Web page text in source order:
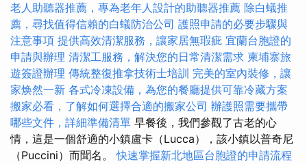
老人助聽器推薦，專為老年人設計的助聽器推薦 除白蟻推
薦，尋找值得信賴的白蟻防治公司 護照申請的必要步驟與
注意事項 提供高效清潔服務，讓家居無瑕疵 宜蘭台胞證的
申請與辦理 清潔工服務，解決您的日常清潔需求 柬埔寨旅
遊簽證辦理 傳統整復推拿技術士培訓 完美的室內裝修，讓
家焕然一新 各式冷凍設備，為您的餐廳提供可靠冷藏方案
搬家必看，了解如何選擇合適的搬家公司 辦護照需要攜帶
哪些文件，詳細準備清單 早餐後，我們參觀了古老的心
情，這是一個舒適的小鎮盧卡（Lucca），該小鎮以普奇尼
（Puccini）而聞名。快速掌握新北地區台胞證的申請流程